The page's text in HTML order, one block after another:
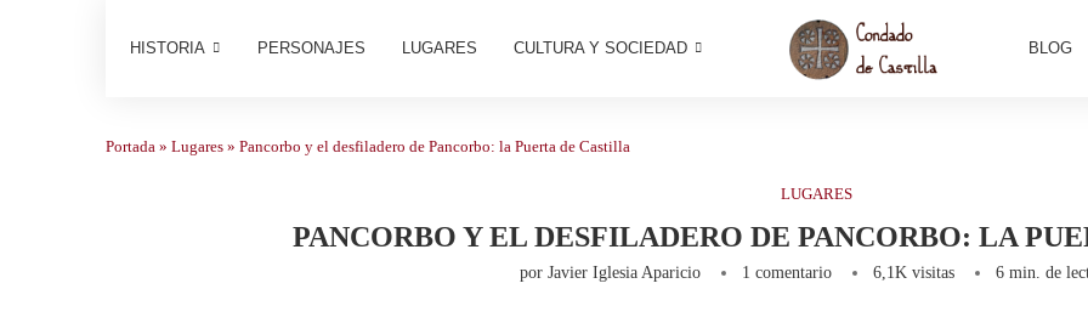
HISTORIA PERSONAJES LUGARES CULTURA Y SOCIEDAD BLOG
Portada » Lugares » Pancorbo y el desfiladero de Pancorbo: la Puerta de Castilla
LUGARES
PANCORBO Y EL DESFILADERO DE PANCORBO: LA
por Javier Iglesia Aparicio 1 comentario 6,1K visitas 6 min. de